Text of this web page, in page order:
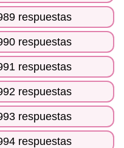
respuestas
respuestas
respuestas
respuestas
respuestas
respuestas